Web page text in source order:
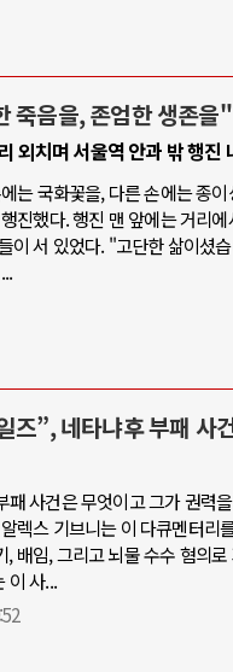
죽음을, 존엄한 생존을"
외치며 서울역 안과 밖 행진
는 국화꽃을, 다른 손에는 종
진했다. 행진 맨 앞에는 거리
이 서 있었다. "고단한 삶이셨
즈”, 네타냐후 부패 사
사건은 무엇이고 그가 권력
렉스 기브니는 이 다큐멘터리
배임, 그리고 뇌물 수수 혐의
이 사...